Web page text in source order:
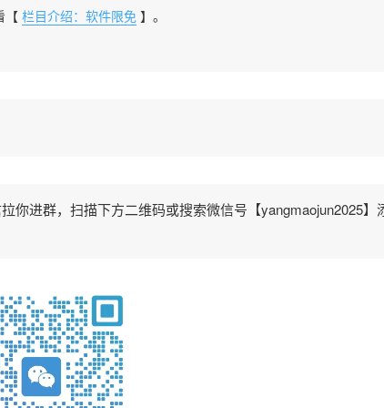
【 栏目介绍：软件限免 】。
你进群，扫描下方二维码或搜索微信号【yangmaojun2025】